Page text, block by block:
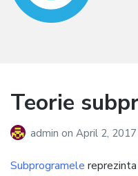
Teorie
admin on April 2, 2017
Subprogramele